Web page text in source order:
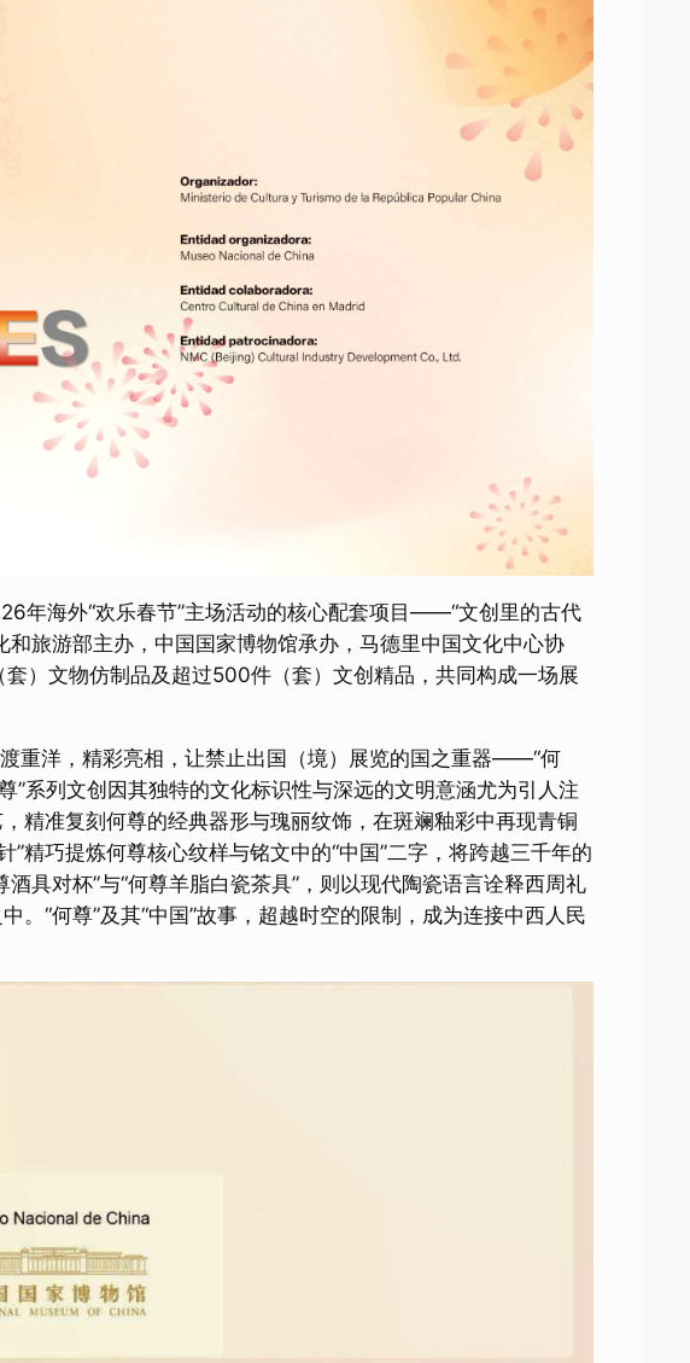
年海外“欢乐春节”主场活动的核心配套项目——“文创里的古代
旅游部主办，中国国家博物馆承办，马德里中国文化中心协
）文物仿制品及超过500件（套）文创精品，共同构成一场展
重洋，精彩亮相，让禁止出国（境）展览的国之重器——“何
”系列文创因其独特的文化标识性与深远的文明意涵尤为引人注
精准复刻何尊的经典器形与瑰丽纹饰，在斑斓釉彩中再现青铜
”精巧提炼何尊核心纹样与铭文中的“中国”二字，将跨越三千年的
具对杯”与“何尊羊脂白瓷茶具”，则以现代陶瓷语言诠释西周礼
。“何尊”及其“中国”故事，超越时空的限制，成为连接中西人民